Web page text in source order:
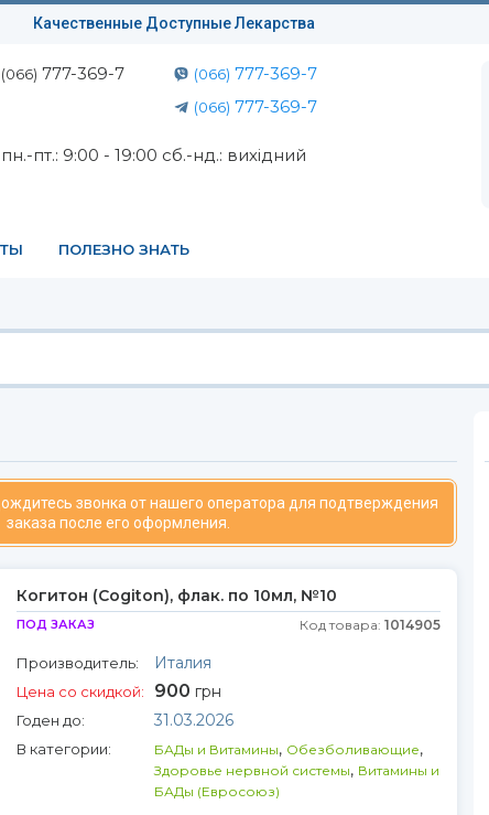
Качественные Доступные Лекарства
(066) 777-369-7 (066) 777-369-7
(066) 777-369-7
пн.-пт.: 9:00 - 19:00 сб.-нд.: вихідний
ПОЛЕЗНО ЗНАТЬ
звонка от нашего оператора для подтверждения
заказа после его оформления.
Когитон (Cogiton), флак. по 10мл, №10
ПОД ЗАКАЗ Код товара: 1014905
Производитель: Италия
Цена со скидкой: 900 грн
Годен до: 31.03.2026
В категории: БАДы и Витамины, Обезболивающие,
Здоровье нервной системы, Витамины и
БАДы (Евросоюз)